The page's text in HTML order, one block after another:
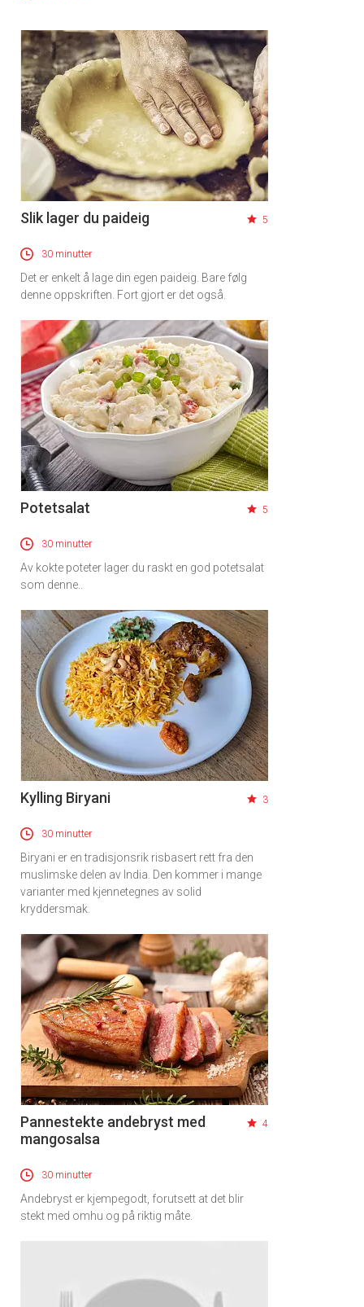
Slik lager du paideig 5
30 minutter
Det er enkelt å lage din egen paideig. Bare følg
denne oppskriften. Fort gjort er det også.
Potetsalat 5
30 minutter
Av kokte poteter lager du raskt en god potetsalat
som denne..
Kylling Biryani 3
30 minutter
Biryani er en tradisjonsrik risbasert rett fra den
muslimske delen av India. Den kommer i mange
varianter med kjennetegnes av solid
kryddersmak.
Pannestekte andebryst med
mangosalsa
4
30 minutter
Andebryst er kjempegodt, forutsett at det blir
stekt med omhu og på riktig måte.